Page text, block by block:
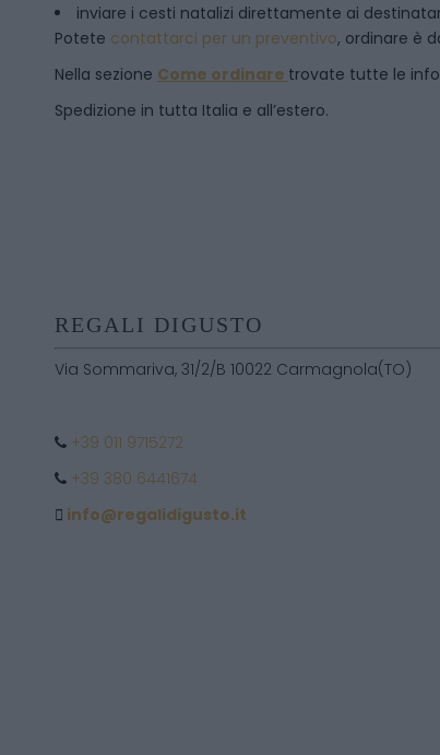
inviare i cesti natalizi direttamente ai
Potete contattarci per un preventivo, ordinare è
Nella sezione Come ordinare trovate tutte le
Spedizione in tutta Italia e all’estero.
REGALI DIGUSTO
Via Sommariva, 31/2/B 10022 Carmagnola(TO)
+39 011 9715272
+39 380 6441674
info@regalidigusto.it